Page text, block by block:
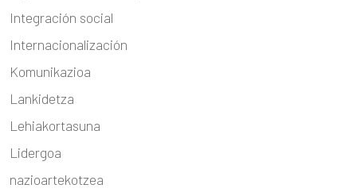
Integración social
Internacionalización
Komunikazioa
Lankidetza
Lehiakortasuna
Lidergoa
nazioartekotzea